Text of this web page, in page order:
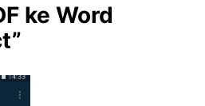
ke Word